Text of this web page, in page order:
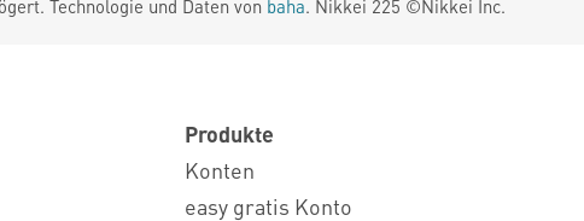
Technologie und Daten von baha. Nikkei 225 ©Nikkei Inc.
Produkte
Konten
easy gratis Konto